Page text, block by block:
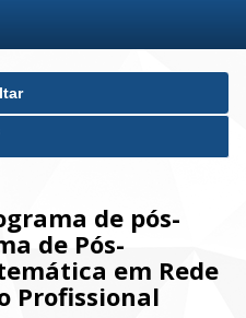
de pós-
de Pós-
em Rede
Profissional